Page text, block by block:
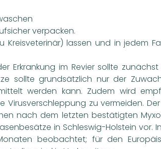
verpacken.
Kreisveterinär) lassen und in jedem
Erkrankung im Revier sollte
sollte grundsätzlich nur der
werden kann. Zudem wird
Virusverschleppung zu vermeiden.
nach dem letzten bestätigten
in Schleswig-Holstein vor.
beobachtet; für den